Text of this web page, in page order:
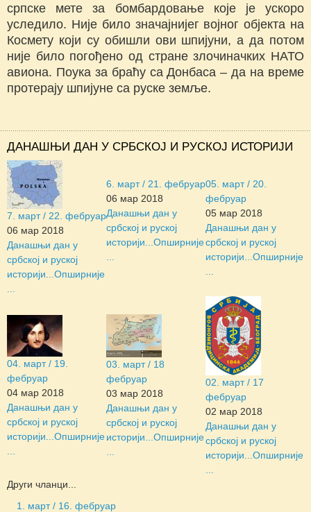
српске мете за бомбардовање које је ускоро
уследило. Није било значајнијег војног објекта на
Космету који су обишли ови шпијуни, а да потом
није било погођено од стране злочиначких НАТО
авиона. Поука за браћу са Донбаса – да на време
протерају шпијуне са руске земље.
ДАНАШЊИ ДАН У СРБСКОЈ И РУСКОЈ ИСТОРИЈИ
7. март / 22. фебруар
06 мар 2018
Данашњи дан у
србској и руској
историји... Опширније
6. март / 21. фебруар
06 мар 2018
Данашњи дан у
србској и руској
историји... Опширније
05. март / 20.
фебруар
05 мар 2018
Данашњи дан у
србској и руској
историји... Опширније
04. март / 19.
фебруар
04 мар 2018
Данашњи дан у
србској и руској
историји... Опширније
03. март / 18
фебруар
03 мар 2018
Данашњи дан у
србској и руској
историји... Опширније
02. март / 17
фебруар
02 мар 2018
Данашњи дан у
србској и руској
историји... Опширније
Други чланци...
1. март / 16. фебруар